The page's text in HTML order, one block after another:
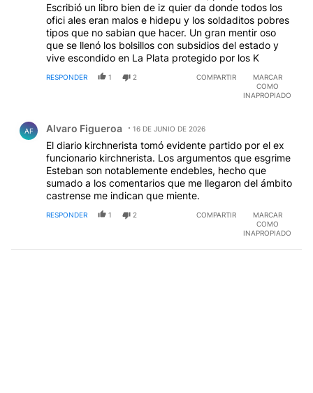
Escribió un libro bien de iz quier da donde todos los
ofici ales eran malos e hidepu y los soldaditos pobres
tipos que no sabian que hacer. Un gran mentir oso
que se llenó los bolsillos con subsidios del estado y
vive escondido en La Plata protegido por los K
RESPONDER 1 2 COMPARTIR
MARCAR
COMO
INAPROPIADO
AF Alvaro Figueroa 16 DE JUNIO DE 2026
El diario kirchnerista tomó evidente partido por el ex
funcionario kirchnerista. Los argumentos que esgrime
Esteban son notablemente endebles, hecho que
sumado a los comentarios que me llegaron del ámbito
castrense me indican que miente.
RESPONDER 1 2 COMPARTIR
MARCAR
COMO
INAPROPIADO